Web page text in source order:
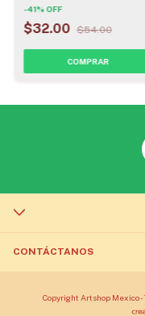
-41%OFF
$32.00 $54.00
CONTÁCTANOS
Copyright Artshop Mexico -